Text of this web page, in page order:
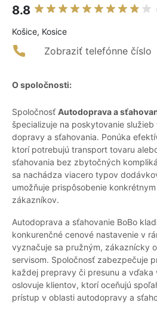
8.8
Košice, Kosice
Zobraziť telefónne číslo
O spoločnosti:
Spoločnosť Autodoprava a
špecializuje na poskytovanie
dopravy a sťahovania. Ponúka
ktorí potrebujú transport tovaru
sťahovania bez zbytočných
sa nachádza viacero typov
umožňuje prispôsobenie
zákazníkov.
Autodoprava a sťahovanie BoBo
konkurenčné cenové nastavenie v
vyznačuje sa pružným, zákaznícky
servisom. Spoločnosť zabezpečuje
každej prepravy či presunu a vďaka
oslovuje klientov, ktorí oceňujú
prístup v oblasti autodopravy a